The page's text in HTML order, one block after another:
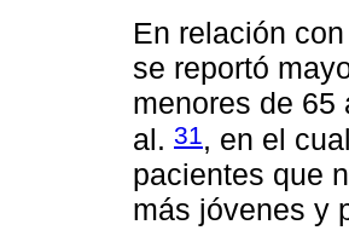
En relación
se reportó
menores de 65
al. 31, en el
pacientes que
más jóvenes y